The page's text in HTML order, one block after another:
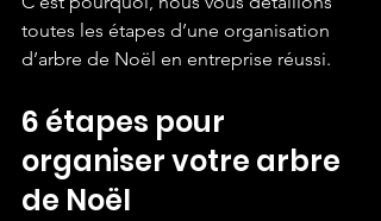
toutes les étapes d’une organisation
d’arbre de Noël en entreprise réussi.
6 étapes pour
organiser votre arbre
de Noël